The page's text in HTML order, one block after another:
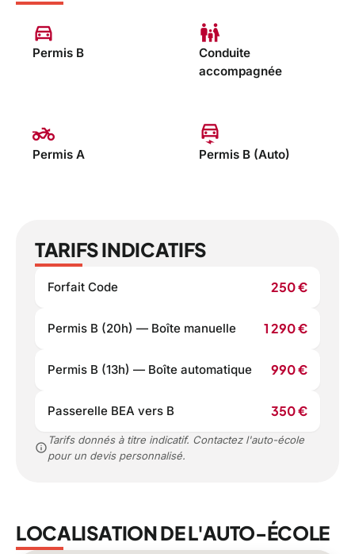
directions_car
Permis B
family_restroom
Conduite
accompagnée
two_wheeler
Permis A
electric_car
Permis B (Auto)
TARIFS INDICATIFS
Forfait Code 250 €
Permis B (20h) — Boîte manuelle 1 290 €
Permis B (13h) — Boîte automatique 990 €
Passerelle BEA vers B 350 €
info Tarifs donnés à titre indicatif. Contactez l'auto-école
pour un devis personnalisé.
LOCALISATION DE L'AUTO-ÉCOLE